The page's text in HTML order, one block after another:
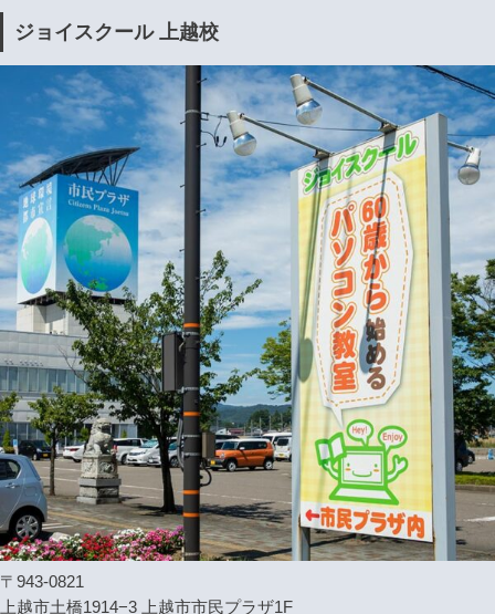
ジョイスクール 上越校
〒943-0821
上越市土橋1914−3 上越市市民プラザ1F